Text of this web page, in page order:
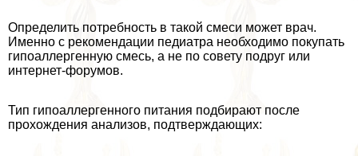
Определить потребность в такой смеси может врач.
Именно с рекомендации педиатра необходимо покупать
гипоаллергенную смесь, а не по совету подруг или
интернет-форумов.
Тип гипоаллергенного питания подбирают после
прохождения анализов, подтверждающих: